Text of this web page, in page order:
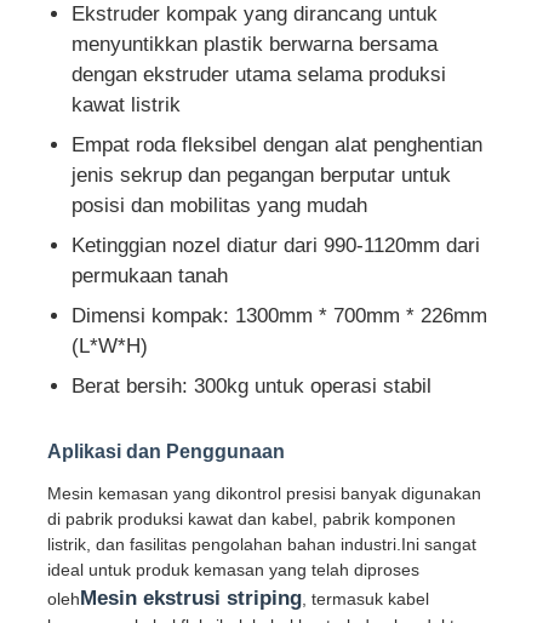
Tentang kita
Wisata pabrik
Hubungi kami
Berita
Semua Kasus
Quote request suatu
Garis produksi ekstrusi
Ekstruder kompak yang dirancang untuk
menyuntikkan plastik berwarna bersama
dengan ekstruder utama selama produksi
kawat listrik
Empat roda fleksibel dengan alat penghentian
jenis sekrup dan pegangan berputar untuk
posisi dan mobilitas yang mudah
Ketinggian nozel diatur dari 990-1120mm dari
permukaan tanah
Dimensi kompak: 1300mm * 700mm * 226mm
(L*W*H)
Berat bersih: 300kg untuk operasi stabil
Aplikasi dan Penggunaan
Mesin kemasan yang dikontrol presisi banyak digunakan
di pabrik produksi kawat dan kabel, pabrik komponen
listrik, dan fasilitas pengolahan bahan industri.Ini sangat
ideal untuk produk kemasan yang telah diproses
olehMesin ekstrusi striping , termasuk kabel